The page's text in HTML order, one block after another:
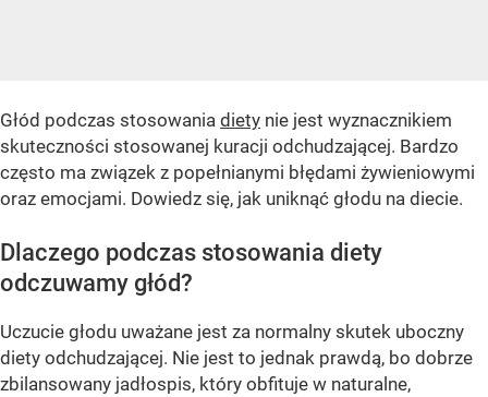
Głód podczas stosowania diety nie jest wyznacznikiem
skuteczności stosowanej kuracji odchudzającej. Bardzo
często ma związek z popełnianymi błędami żywieniowymi
oraz emocjami. Dowiedz się, jak uniknąć głodu na diecie.
Dlaczego podczas stosowania diety
odczuwamy głód?
Uczucie głodu uważane jest za normalny skutek uboczny
diety odchudzającej. Nie jest to jednak prawdą, bo dobrze
zbilansowany jadłospis, który obfituje w naturalne,